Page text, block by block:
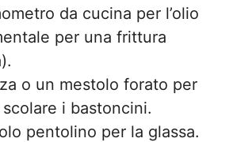
da cucina per l’olio
per una frittura
o un mestolo forato per
i bastoncini.
pentolino per la glassa.